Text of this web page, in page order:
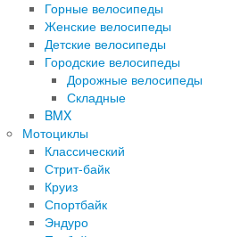
Горные велосипеды
Женские велосипеды
Детские велосипеды
Городские велосипеды
Дорожные велосипеды
Складные
BMX
Мотоциклы
Классический
Стрит-байк
Круиз
Спортбайк
Эндуро